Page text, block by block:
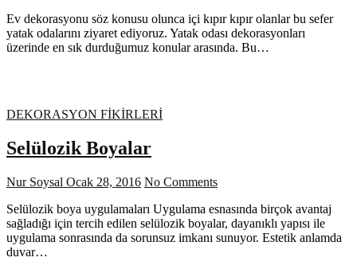
Ev dekorasyonu söz konusu olunca içi kıpır kıpır olanlar bu sefer
yatak odalarını ziyaret ediyoruz. Yatak odası dekorasyonları
üzerinde en sık durduğumuz konular arasında. Bu…
DEKORASYON FİKİRLERİ
Selülozik Boyalar
Nur Soysal Ocak 28, 2016 No Comments
Selülozik boya uygulamaları Uygulama esnasında birçok avantaj
sağladığı için tercih edilen selülozik boyalar, dayanıklı yapısı ile
uygulama sonrasında da sorunsuz imkanı sunuyor. Estetik anlamda
duvar…